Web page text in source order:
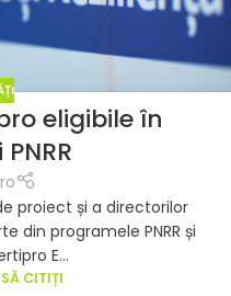
eligibile în
PNRR
proiect și a directorilor
din programele PNRR și
E...
CITIȚI